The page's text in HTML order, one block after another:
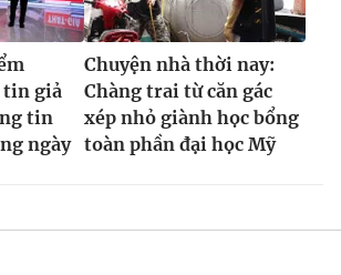
tin giả
tin
ngày
Chuyện nhà thời nay:
Chàng trai từ căn gác
xép nhỏ giành học bổng
toàn phần đại học Mỹ